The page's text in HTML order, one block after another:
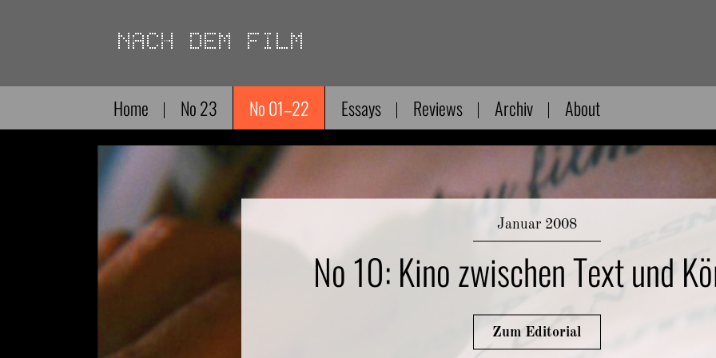
Home No 23 No 01–22 Essays Reviews Archiv About
Januar 2008
No 10: Kino zwischen Text und
Zum Editorial